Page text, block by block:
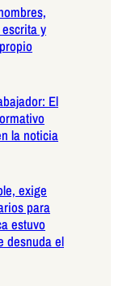
y
El
la noticia
exige
para
estuvo
desnuda el